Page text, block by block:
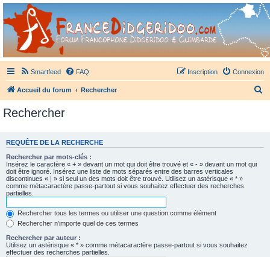
France Didgeridoo
Didgeridoo et Guimbarde sur France Didgeridoo - retrouvez la communauté.
Smartfeed FAQ Connexion
Inscription
Accueil du forum Rechercher
e
Rechercher
REQUÊTE DE LA RECHERCHE
Rechercher par mots-clés :
Insérez le caractère « + » devant un mot qui doit être trouvé et « - » devant un mot qui
doit être ignoré. Insérez une liste de mots séparés entre des barres verticales
discontinues « | » si seul un des mots doit être trouvé. Utilisez un astérisque « * »
comme métacaractère passe-partout si vous souhaitez effectuer des recherches
partielles.
Rechercher tous les termes ou utiliser une question comme élément
Rechercher n’importe quel de ces termes
Rechercher par auteur :
Utilisez un astérisque « * » comme métacaractère passe-partout si vous souhaitez
effectuer des recherches partielles.